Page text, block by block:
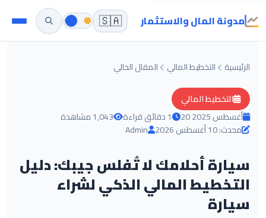
مدونة المال والاستثمار 🇸🇦
الرئيسية التخطيط المالي المقال الحالي
التخطيط المالي
20 أغسطس 2025
1 دقائق قراءة
1,043 مشاهدة
محدث: 10 أغسطس 2026
Admin
سيارة أحلامك لا تُفلس جيبك: دليل
التخطيط المالي الذكي لشراء
سيارة